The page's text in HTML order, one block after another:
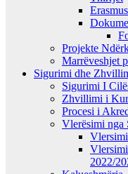
Projekte
Marrëveshjet
Sigurimi dhe
Sigurimi I
Zhvillimi i
Procesi i
Vlerësimi nga
Vlersimi
Vlersimi
2022/